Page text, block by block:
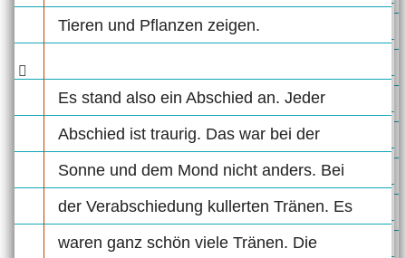
Tieren und Pflanzen zeigen.
Es stand also ein Abschied an. Jeder
Abschied ist traurig. Das war bei der
Sonne und dem Mond nicht anders. Bei
der Verabschiedung kullerten Tränen. Es
waren ganz schön viele Tränen. Die